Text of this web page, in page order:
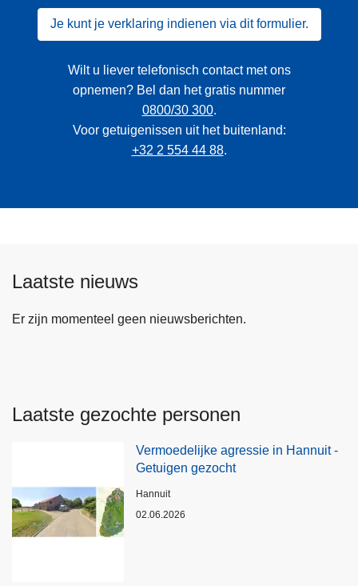
Je kunt je verklaring indienen via dit formulier.
Wilt u liever telefonisch contact met ons
opnemen? Bel dan het gratis nummer
0800/30 300.
Voor getuigenissen uit het buitenland:
+32 2 554 44 88.
Laatste nieuws
Er zijn momenteel geen nieuwsberichten.
Laatste gezochte personen
Vermoedelijke agressie in Hannuit -
Getuigen gezocht
Plaats
Hannuit
02.06.2026